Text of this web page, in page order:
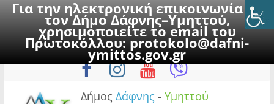
Για την ηλεκτρονική επικοινωνία με
τον Δήμο Δάφνης–Υμηττού,
χρησιμοποιείτε το email του
Πρωτοκόλλου:protokolo@dafni-
ymittos.gov.gr
to
Παρασκευή, 7 Αυγούστου 2026
Δήμος Δάφνης - Υμηττού